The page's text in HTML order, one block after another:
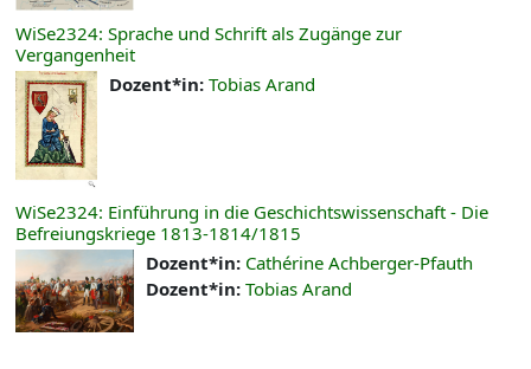
WiSe2324: Sprache und Schrift als Zugänge zur
Vergangenheit
Dozent*in:Tobias Arand
WiSe2324: Einführung in die Geschichtswissenschaft - Die
Befreiungskriege 1813-1814/1815
Dozent*in: Cathérine Achberger-Pfauth
Dozent*in: Tobias Arand